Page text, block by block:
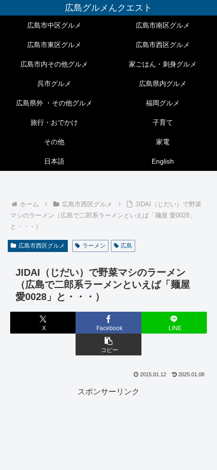
広島グルメんクエスト
広島市中区グルメ 広島市南区グルメ
広島市東区グルメ 広島市西区グルメ
広島市内その他グルメ 家ごはん・刺身グルメ
呉市グルメ 広島県内グルメ
広島県外 ・その他グルメ 福岡グルメ
旅行・おでかけ 子育て
その他 家電
日本語 English
ホーム 広島市西区グルメ
JIDAI（じだい）で野菜
マシのラーメン（広島で二郎系ラーメンといえば「麺屋 愛0028」
と・・・）
広島市西区グルメ ラーメン 広島
JIDAI（じだい）で野菜マシのラーメン
（広島で二郎系ラーメンといえば「麺屋
愛0028」と・・・）
X Facebook LINE
コピー
2015.01.12 2025.01.08
スポンサーリンク